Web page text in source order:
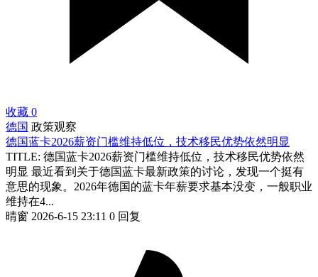
收藏 0
德国 政策观察
德国蓝卡2026薪资门槛维持低位，技术移民优势依然明显
TITLE: 德国蓝卡2026薪资门槛维持低位，技术移民优势依然
明显 最近看到关于德国蓝卡最新政策的讨论，发现一个挺有
意思的现象。2026年德国的蓝卡年薪要求基本没变，一般职业
维持在4...
晴窗 2026-6-15 23:11 0 回复